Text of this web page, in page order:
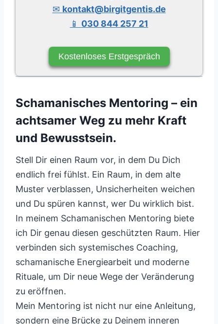
✉ kontakt@birgitgentis.de
📱 030 844 257 21
Kostenloses Erstgespräch
Schamanisches Mentoring – ein
achtsamer Weg zu mehr Kraft
und Bewusstsein.
Stell Dir einen Raum vor, in dem Du Dich
endlich frei fühlst. Ein Raum, in dem alte
Muster verblassen, Unsicherheiten weichen
und Du spüren kannst, wer Du wirklich bist.
In meinem Schamanischen Mentoring biete
ich Dir genau diesen geschützten Raum. Hier
verbinden sich systemisches Coaching,
schamanische Energiearbeit und moderne
Rituale, um Dir neue Wege der Veränderung
zu eröffnen.
Mein Mentoring ist nicht nur eine Anleitung,
sondern eine Brücke zu Deinem inneren